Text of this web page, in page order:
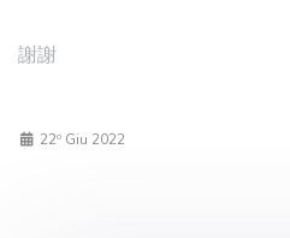
謝謝
22º Giu 2022